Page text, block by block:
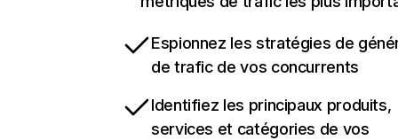
Espionnez les stratégies de
de trafic de vos concurrents
Identifiez les principaux produits,
services et catégories de vos